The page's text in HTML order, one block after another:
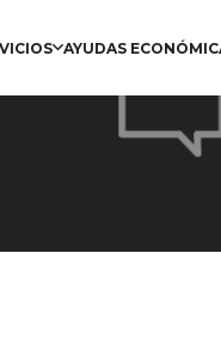
AYUDAS